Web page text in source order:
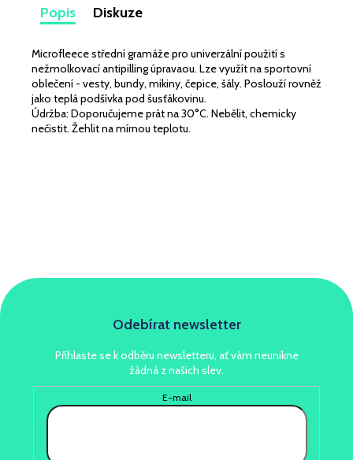
Popis Diskuze
Microfleece střední gramáže pro univerzální použití s
nežmolkovací antipilling úpravaou. Lze využít na sportovní
oblečení - vesty, bundy, mikiny, čepice, šály. Poslouží rovněž
jako teplá podšívka pod šusťákovinu.
Údržba: Doporučujeme prát na 30°C. Nebělit, chemicky
nečistit. Žehlit na mírnou teplotu.
LEHKÁ
SPORTOVNÍ
PLÁŠŤOVKA
BORDÓ
Odebírat newsletter
Přihlaste se k odběru newsletteru, ať vám neunikne
žádná z našich slev.
E-mail